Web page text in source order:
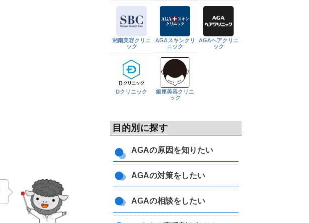
湘南美容クリニ
ック
AGAスキンクリ
ニック
AGAヘアクリニ
ック
Dクリニック
銀座美容クリニ
ック
目的別に探す
AGAの原因を知りたい
AGAの対策をしたい
AGAの相談をしたい